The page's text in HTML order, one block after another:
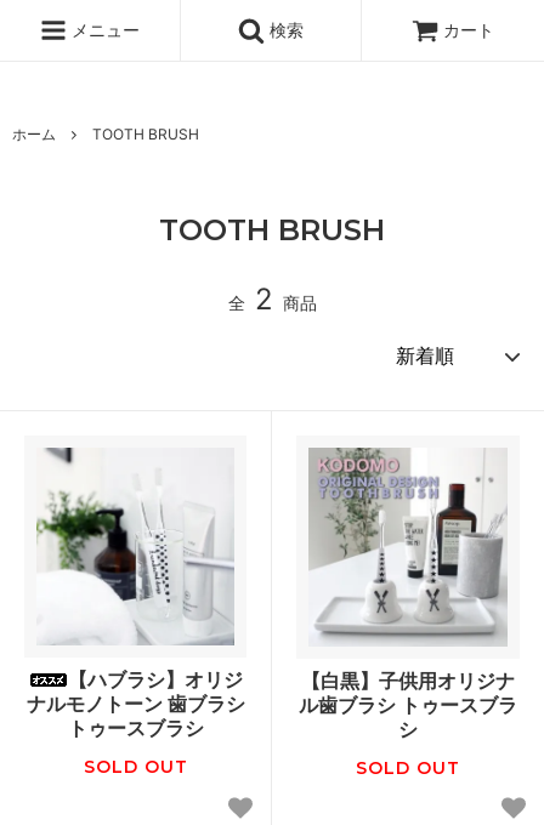
メニュー
検索 カート
ホーム TOOTH BRUSH
TOOTH BRUSH
全 2 商品
【ハブラシ】オリジ
ナルモノトーン 歯ブラシ
トゥースブラシ
SOLD OUT
【白黒】子供用オリジナ
ル歯ブラシ トゥースブラ
シ
SOLD OUT